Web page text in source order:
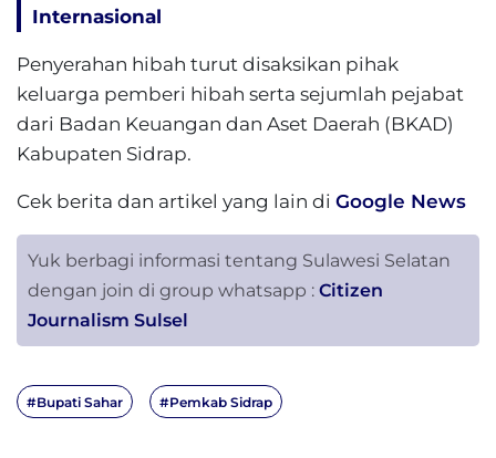
Internasional
Penyerahan hibah turut disaksikan pihak
keluarga pemberi hibah serta sejumlah pejabat
dari Badan Keuangan dan Aset Daerah (BKAD)
Kabupaten Sidrap.
Cek berita dan artikel yang lain di Google News
Yuk berbagi informasi tentang Sulawesi Selatan
dengan join di group whatsapp : Citizen
Journalism Sulsel
#Bupati Sahar #Pemkab Sidrap